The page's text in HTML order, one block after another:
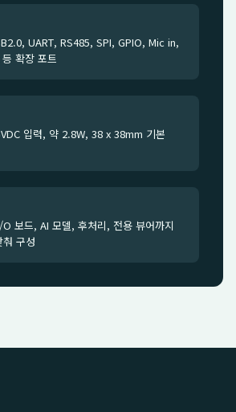
UART, RS485, SPI, GPIO, Mic in,
확장 포트
입력, 약 2.8W, 38 x 38mm 기본
보드, AI 모델, 후처리, 전용 뷰어까지
구성